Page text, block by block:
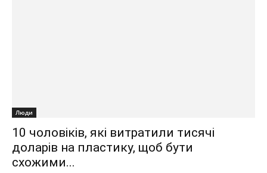
Люди
10 чоловіків, які витратили тисячі
доларів на пластику, щоб бути
схожими...